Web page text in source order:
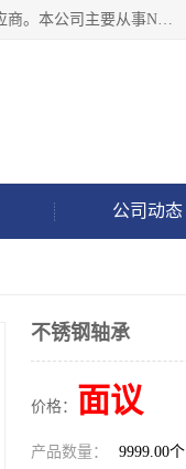
湖州恩斯凯工业技术有限公司位于湖州长兴，公司作为机械零部件以及多个品牌工业零配件专业集成供应商。本公司主要从事NSK进口轴承、SKF进口轴承、FAG进口轴承、NTN进口轴承、国产轴承：ZWZ、HRB、C&U轴承外球面轴承、导轨、丝杠、滑块、 润滑油、工业皮带及其他工业零部件的销售.
公司动态
不锈钢轴承
价格： 面议
产品数量： 9999.00个